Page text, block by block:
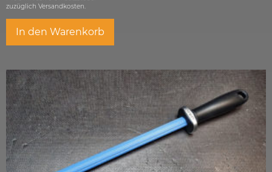
zuzüglich Versandkosten.
In den Warenkorb